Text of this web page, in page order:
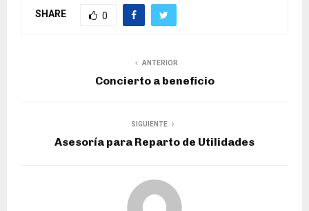
SHARE 0
ANTERIOR
Concierto a beneficio
SIGUIENTE
Asesoría para Reparto de Utilidades